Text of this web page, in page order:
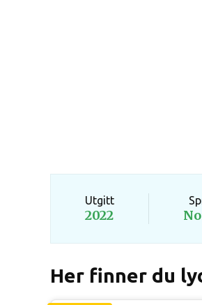
Utgitt
2022
Her finner du